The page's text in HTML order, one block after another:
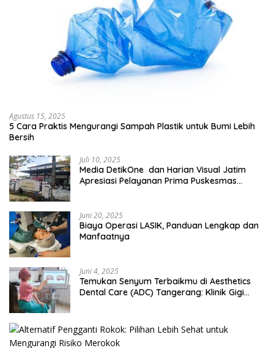
Agustus 15, 2025
5 Cara Praktis Mengurangi Sampah Plastik untuk Bumi Lebih
Bersih
Juli 10, 2025
Media DetikOne dan Harian Visual Jatim
Apresiasi Pelayanan Prima Puskesmas
Juni 20, 2025
Biaya Operasi LASIK, Panduan Lengkap dan
Manfaatnya
Juni 4, 2025
Temukan Senyum Terbaikmu di Aesthetics
Dental Care (ADC) Tangerang: Klinik Gigi